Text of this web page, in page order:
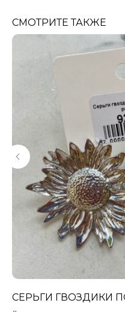
СМОТРИТЕ ТАКЖЕ
СЕРЬГИ ГВОЗДИКИ